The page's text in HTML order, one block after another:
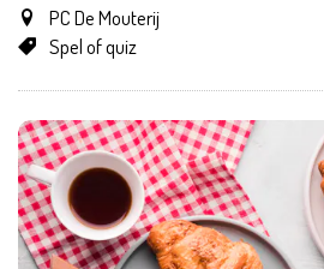
PC De Mouterij
Spel of quiz